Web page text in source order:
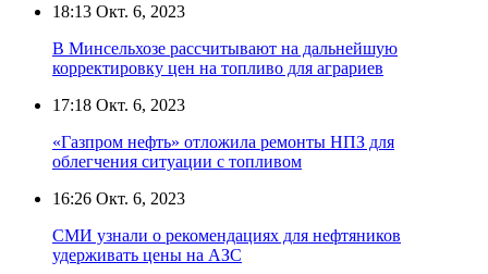
18:13 Окт. 6, 2023
В Минсельхозе рассчитывают на дальнейшую
корректировку цен на топливо для аграриев
17:18 Окт. 6, 2023
«Газпром нефть» отложила ремонты НПЗ для
облегчения ситуации с топливом
16:26 Окт. 6, 2023
СМИ узнали о рекомендациях для нефтяников
удерживать цены на АЗС